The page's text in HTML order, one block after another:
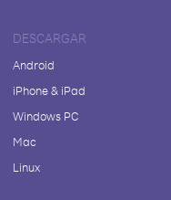
DESCARGAR
Android
iPhone & iPad
Windows PC
Mac
Linux